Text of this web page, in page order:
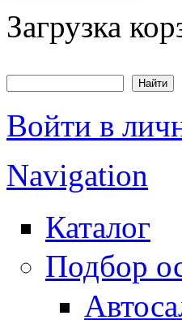
Загрузка
Форма поиска
Войти в
Navigation
Каталог
Подбор